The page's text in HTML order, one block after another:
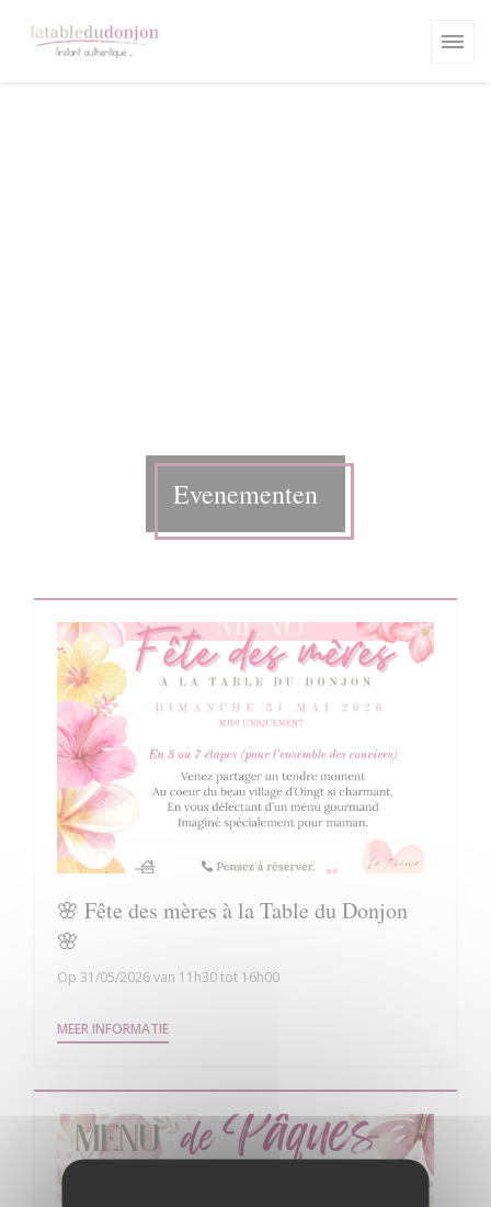
Evenementen
Op 31/05/2026 van 11h30 tot 16h00
🌸 Fête des mères à la Table du Donjon
🌸
MEER INFORMATIE((OPENT IN EEN NIEUW VENSTER))